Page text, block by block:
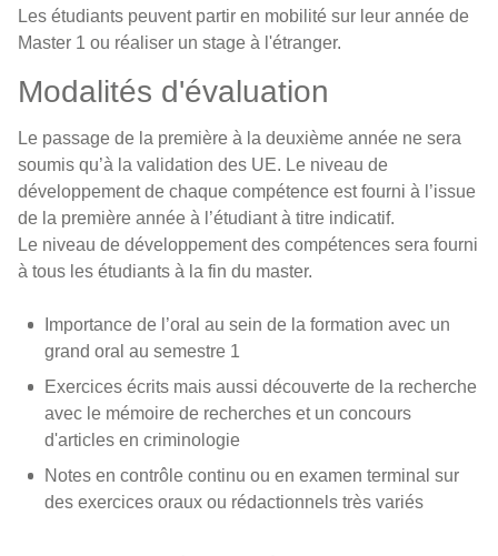
Les étudiants peuvent partir en mobilité sur leur année de
Master 1 ou réaliser un stage à l'étranger.
Modalités d'évaluation
Le passage de la première à la deuxième année ne sera
soumis qu’à la validation des UE. Le niveau de
développement de chaque compétence est fourni à l’issue
de la première année à l’étudiant à titre indicatif.
Le niveau de développement des compétences sera fourni
à tous les étudiants à la fin du master.
Importance de l’oral au sein de la formation avec un
grand oral au semestre 1
Exercices écrits mais aussi découverte de la recherche
avec le mémoire de recherches et un concours
d'articles en criminologie
Notes en contrôle continu ou en examen terminal sur
des exercices oraux ou rédactionnels très variés